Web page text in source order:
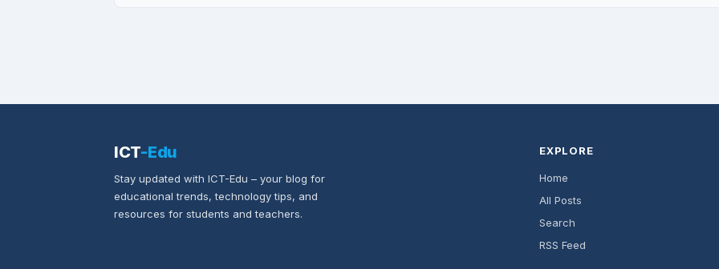
ICT-Edu
Stay updated with ICT-Edu – your blog for
educational trends, technology tips, and
resources for students and teachers.
EXPLORE
Home
All Posts
Search
RSS Feed